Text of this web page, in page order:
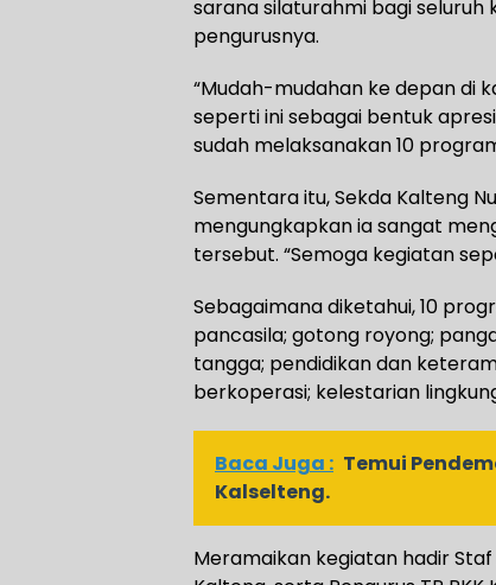
sarana silaturahmi bagi
pengurusnya.
“Mudah-mudahan ke depan di
seperti ini sebagai bentuk
sudah melaksanakan 10
Sementara itu, Sekda Kalteng
mengungkapkan ia sangat
tersebut. “Semoga kegiatan
Sebagaimana diketahui, 10
pancasila; gotong royong;
tangga; pendidikan dan
berkoperasi; kelestarian
Baca Juga : Temui
Kalselteng.
Meramaikan kegiatan hadir